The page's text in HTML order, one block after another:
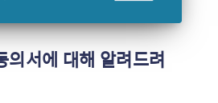
의서에 대해 알려드려